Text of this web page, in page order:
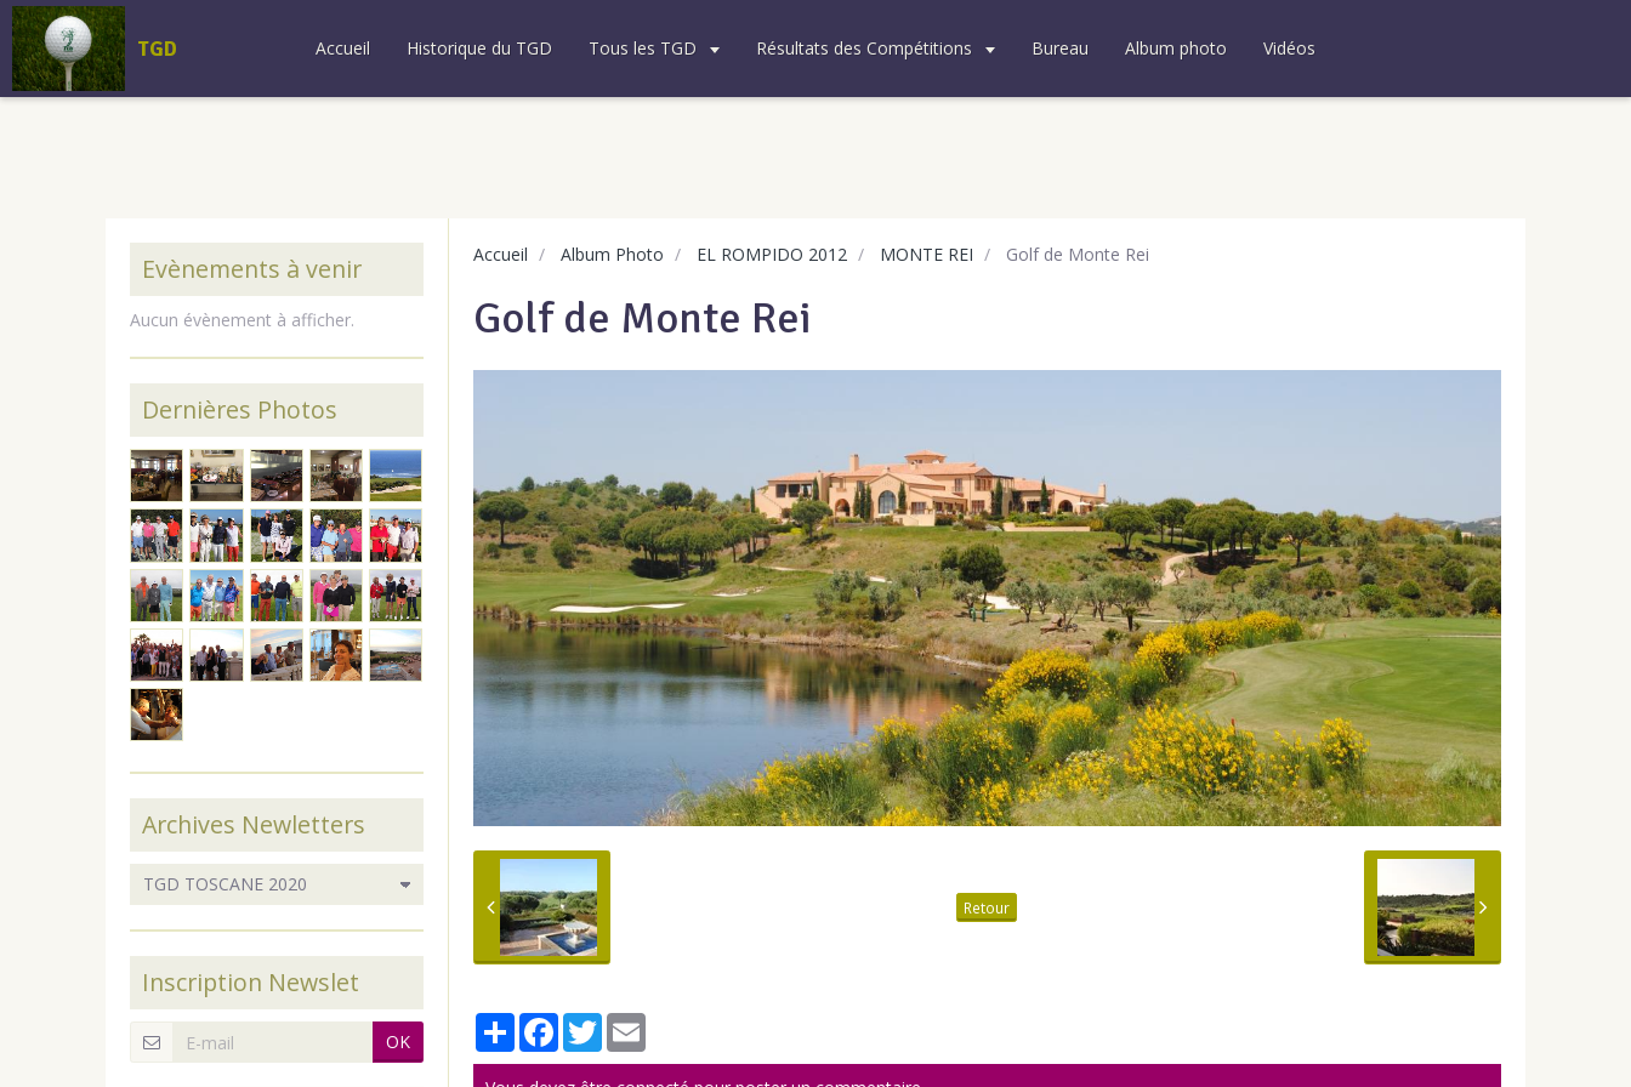
TGD Accueil Historique du TGD Tous les TGD Résultats des Compétitions Bureau Album photo Vidéos
Accueil Album Photo EL ROMPIDO 2012 MONTE REI Golf de Monte Rei
Golf de Monte Rei
Retour
PartagerFacebook
TwitterEmail
Evènements à venir
Aucun évènement à afficher.
Dernières Photos
Archives Newletters
Inscription Newslet
OK